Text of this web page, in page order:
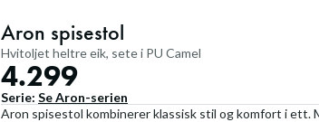
Aron spisestol
Hvitoljet heltre eik, sete i PU Camel
4.299
Serie: SeAron-serien
Aron spisestol kombinerer klassisk stil og komfort i